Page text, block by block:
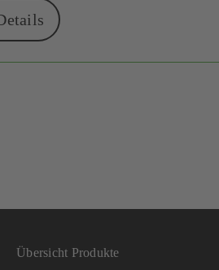
Übersicht Produkte